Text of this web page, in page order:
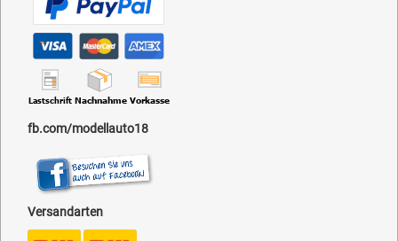
fb.com/modellauto18
Versandarten